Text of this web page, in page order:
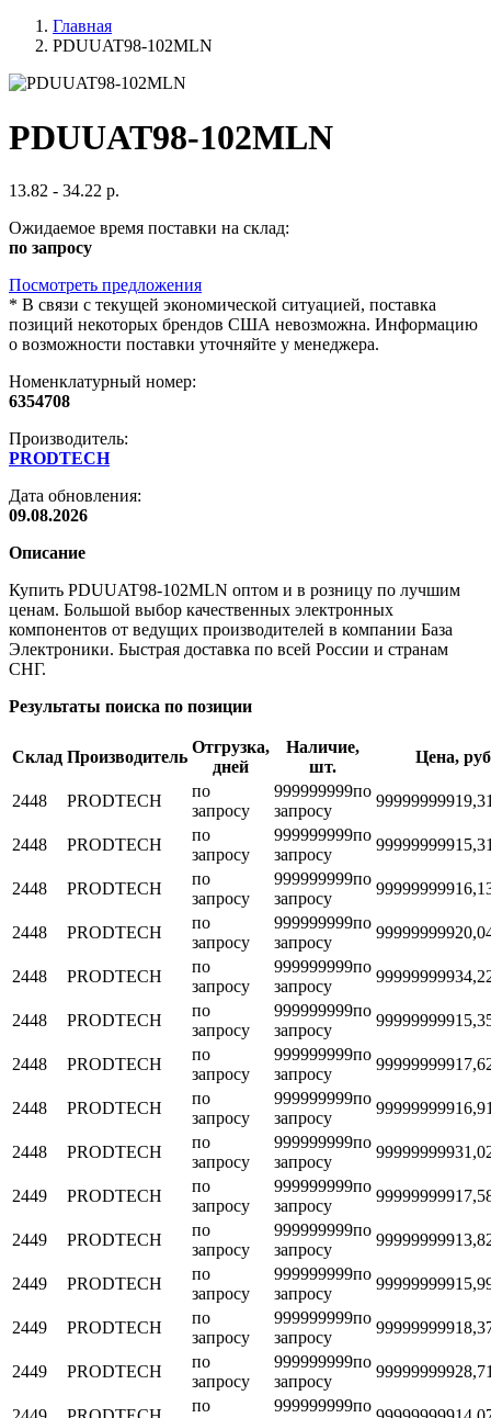
Главная
PDUUAT98-102MLN
PDUUAT98-102MLN
13.82 - 34.22 р.
Ожидаемое время поставки на склад:
по запросу
Посмотреть предложения
* В связи с текущей экономической ситуацией, поставка
позиций некоторых брендов США невозможна. Информацию
о возможности поставки уточняйте у менеджера.
Номенклатурный номер:
6354708
Производитель:
PRODTECH
Дата обновления:
09.08.2026
Описание
Купить PDUUAT98-102MLN оптом и в розницу по лучшим
ценам. Большой выбор качественных электронных
компонентов от ведущих производителей в компании База
Электроники. Быстрая доставка по всей России и странам
СНГ.
Результаты поиска по позиции
Склад Производитель
Отгрузка,
дней
Наличие,
шт.
Цена,
2448 PRODTECH
по
запросу
999999999по
запросу
999999999
2448 PRODTECH
по
запросу
999999999по
запросу
999999999
2448 PRODTECH
по
запросу
999999999по
запросу
999999999
2448 PRODTECH
по
запросу
999999999по
запросу
999999999
2448 PRODTECH
по
запросу
999999999по
запросу
999999999
2448 PRODTECH
по
запросу
999999999по
запросу
999999999
2448 PRODTECH
по
запросу
999999999по
запросу
999999999
2448 PRODTECH
по
запросу
999999999по
запросу
99999999916,9
2448 PRODTECH
по
запросу
999999999по
запросу
999999999
2449 PRODTECH
по
запросу
999999999по
запросу
999999999
2449 PRODTECH
по
запросу
999999999по
запросу
999999999
2449 PRODTECH
по
запросу
999999999по
запросу
999999999
2449 PRODTECH
по
запросу
999999999по
запросу
999999999
2449 PRODTECH
по
запросу
999999999по
запросу
999999999
по
999999999по